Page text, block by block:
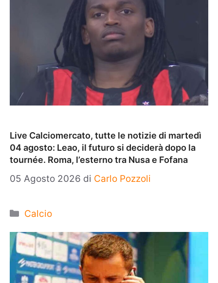
Live Calciomercato, tutte le notizie di martedì
04 agosto: Leao, il futuro si deciderà dopo la
tournée. Roma, l’esterno tra Nusa e Fofana
05 Agosto 2026 di Carlo Pozzoli
Categorie
Calcio